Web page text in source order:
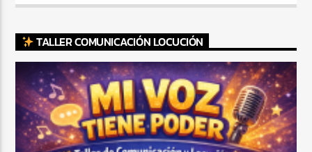
TALLER COMUNICACIÓN LOCUCIÓN